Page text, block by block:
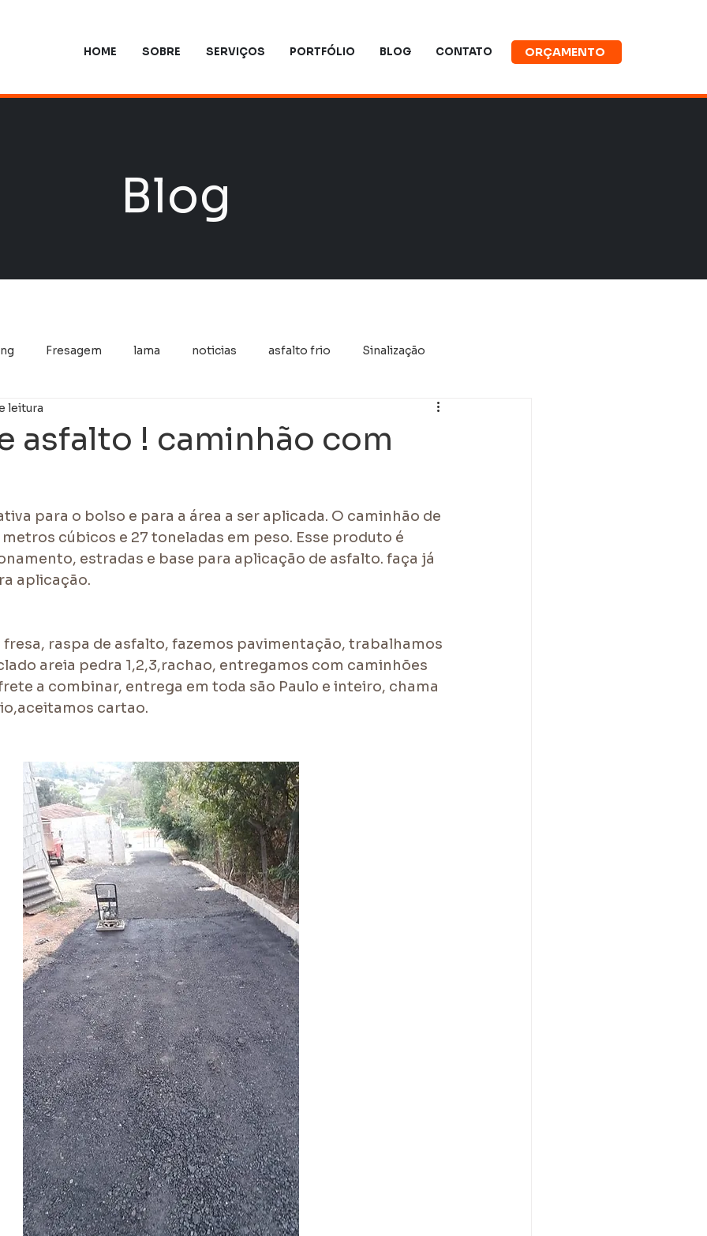
HOME SOBRE SERVIÇOS PORTFÓLIO BLOG CONTATO ORÇAMENTO
Blog
Fresagem lama noticias asfalto frio Sinalização
asfalto ! caminhão com
leitura
para o bolso e para a área a ser aplicada. O caminhão de
cúbicos e 27 toneladas em peso. Esse produto é
estradas e base para aplicação de asfalto. faça já
aplicação.
raspa de asfalto, fazemos pavimentação, trabalhamos
areia pedra 1,2,3,rachao, entregamos com caminhões
a combinar, entrega em toda são Paulo e inteiro, chama
cartao.